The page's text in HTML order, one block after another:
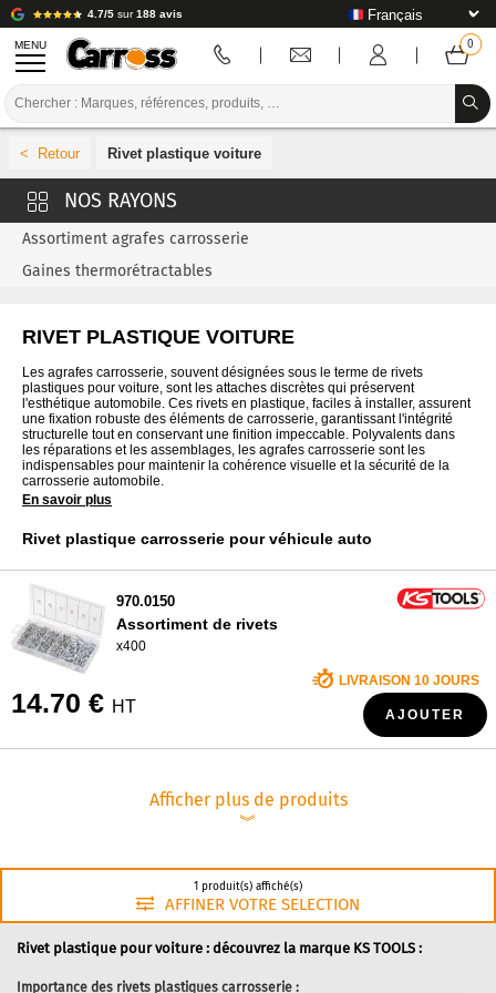
4.7/5 sur188 avis
MENU
OUTILLAGE CARROSSERIE
ÉQUIPEMENT ATELIER CARROSSERIE
MARQUES
INSTALLATION LABO
TUTORIEL & CONSEILS
QUI SOMMES NOUS ?
Rivet plastique voiture
Assortiment agrafes carrosserie
Gaines thermorétractables
RIVET PLASTIQUE VOITURE
Les agrafes carrosserie, souvent désignées sous le terme de rivets
plastiques pour voiture, sont les attaches discrètes qui préservent
l'esthétique automobile. Ces rivets en plastique, faciles à installer, assurent
une fixation robuste des éléments de carrosserie, garantissant l'intégrité
structurelle tout en conservant une finition impeccable. Polyvalents dans
les réparations et les assemblages, les agrafes carrosserie sont les
indispensables pour maintenir la cohérence visuelle et la sécurité de la
carrosserie automobile.
En savoir plus
Rivet plastique carrosserie pour véhicule auto
970.0150
Assortiment de rivets
x400
14.70 € HT
LIVRAISON 10 JOURS
AJOUTER
Afficher plus de produits
︾
1 produit(s) affiché(s)
AFFINER VOTRE SELECTION
Rivet plastique pour voiture : découvrez la marque KS TOOLS :
Importance des rivets plastiques carrosserie :